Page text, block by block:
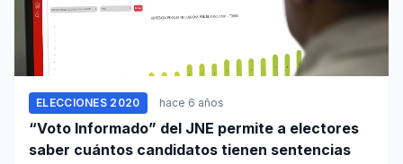
ELECCIONES 2020 hace 6 años
“Voto Informado” del JNE permite a electores
saber cuántos candidatos tienen sentencias